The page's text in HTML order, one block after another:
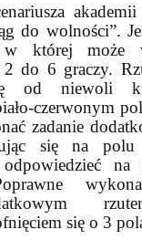
akademii
do wolności”.
w której może
do 6 graczy.
od niewoli
czerwonym
zadanie
się na polu
na
się o 3